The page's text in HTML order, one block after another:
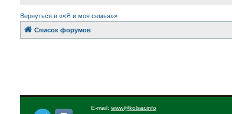
Вернуться в ««Я и моя семья»»
Список форумов
E-mail: www@kolsar.info